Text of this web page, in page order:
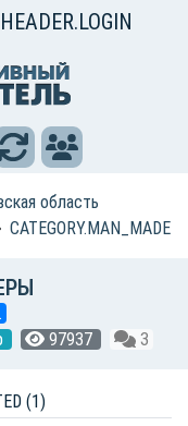
HEADER.LOGIN
область
CATEGORY.MAN_MADE
97937 3
(1)